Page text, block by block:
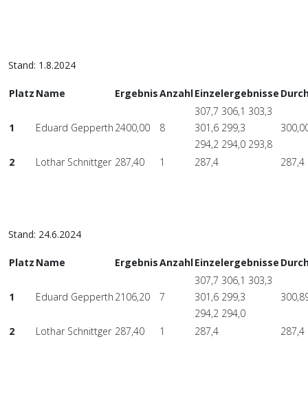
Stand: 1.8.2024
Platz Name ErgebnisAnzahlEinzelergebnisse
1 Eduard Gepperth 2400,00 8
307,7 306,1 303,3
301,6 299,3
294,2 294,0 293,8
2 Lothar Schnittger 287,40 1 287,4 287,4
Stand: 24.6.2024
Platz Name ErgebnisAnzahlEinzelergebnisse
1 Eduard Gepperth 2106,20 7
307,7 306,1 303,3
301,6 299,3
294,2 294,0
2 Lothar Schnittger 287,40 1 287,4 287,4